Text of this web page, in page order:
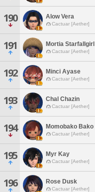
190 Alow Vera
Cactuar [Aether]
191 Mortia Starfallgirl
Cactuar [Aether]
192 Minci Ayase
Cactuar [Aether]
193 Chal Chazin
Cactuar [Aether]
194 Momobako Bako
Cactuar [Aether]
195 Myr Kay
Cactuar [Aether]
196 Rose Dusk
Cactuar [Aether]